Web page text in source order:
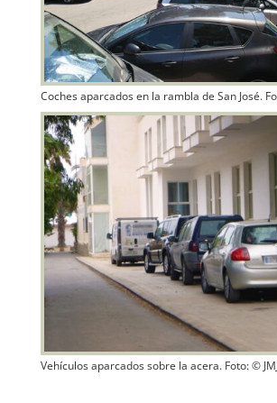
Coches aparcados en la rambla de San José.
Vehículos aparcados sobre la acera. Foto: ©